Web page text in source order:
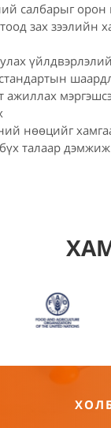
салбарыг орон
зах зээлийн
нөөцийг
талаар